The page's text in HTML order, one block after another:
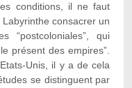
conditions, il ne faut
Labyrinthe consacrer un
“postcoloniales”, qui
présent des empires”.
Unis, il y a de cela
se distinguent par